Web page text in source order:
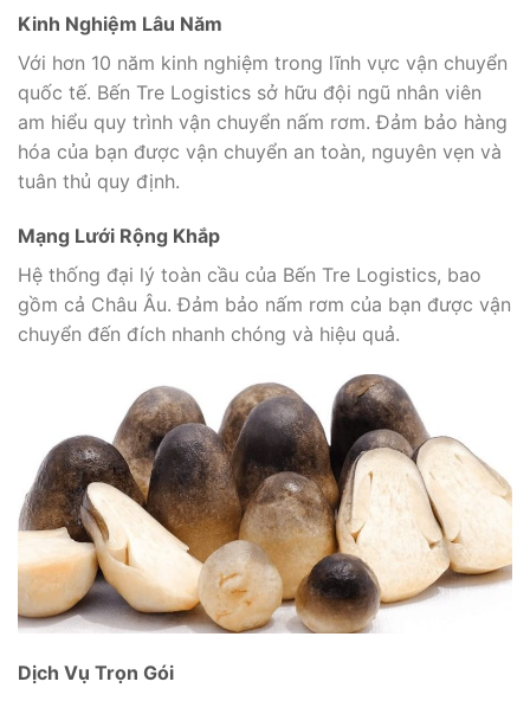
Kinh Nghiệm Lâu Năm
Với hơn 10 năm kinh nghiệm trong lĩnh vực vận chuyển
quốc tế. Bến Tre Logistics sở hữu đội ngũ nhân viên
am hiểu quy trình vận chuyển nấm rơm. Đảm bảo hàng
hóa của bạn được vận chuyển an toàn, nguyên vẹn và
tuân thủ quy định.
Mạng Lưới Rộng Khắp
Hệ thống đại lý toàn cầu của Bến Tre Logistics, bao
gồm cả Châu Âu. Đảm bảo nấm rơm của bạn được vận
chuyển đến đích nhanh chóng và hiệu quả.
Dịch Vụ Trọn Gói